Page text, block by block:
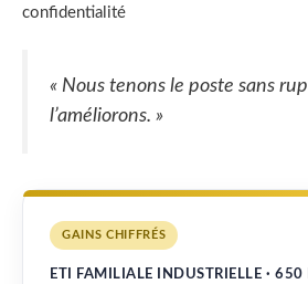
confidentialité
« Nous tenons le poste sans
l’améliorons. »
GAINS CHIFFRÉS
ETI FAMILIALE INDUSTRIELLE · 650